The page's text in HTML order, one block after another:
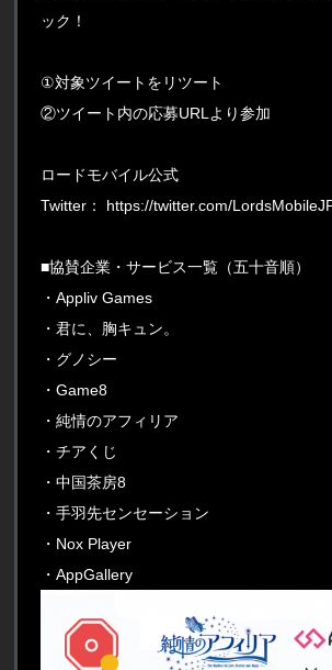
ック！
①対象ツイートをリツート
②ツイート内の応募URLより参加
ロードモバイル公式
Twitter： https://twitter.com/
■協賛企業・サービス一覧（五十音順）
・Appliv Games
・君に、胸キュン。
・グノシー
・Game8
・純情のアフィリア
・チアくじ
・中国茶房8
・手羽先センセーション
・Nox Player
・AppGallery